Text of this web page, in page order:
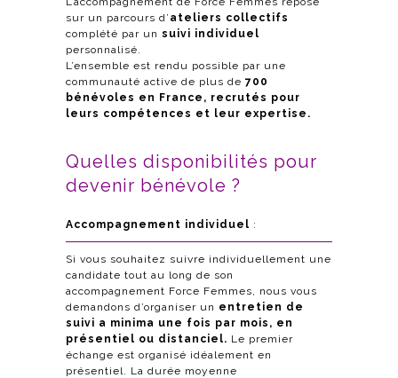
sur un parcours d’ ateliers collectifs
complété par un suivi individuel
personnalisé.
L’ensemble est rendu possible par une
communauté active de plus de 700
bénévoles en France, recrutés pour
leurs compétences et leur expertise.
Quelles disponibilités pour
devenir bénévole ?
Accompagnement individuel :
Si vous souhaitez suivre individuellement une
candidate tout au long de son
accompagnement Force Femmes, nous vous
demandons d’organiser un entretien de
suivi a minima une fois par mois, en
présentiel ou distanciel. Le premier
échange est organisé idéalement en
présentiel. La durée moyenne